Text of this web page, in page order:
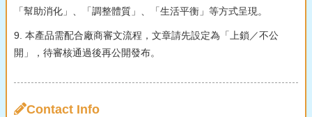
「幫助消化」、「調整體質」、「生活平衡」等方式呈現。
9. 本產品需配合廠商審文流程，文章請先設定為「上鎖／不公
開」，待審核通過後再公開發布。
Contact Info